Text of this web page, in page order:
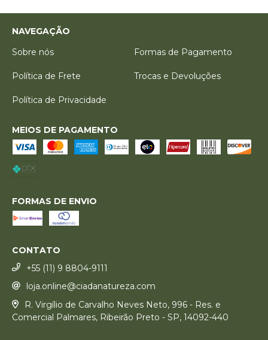
NAVEGAÇÃO
Sobre nós
Formas de Pagamento
Política de Frete Trocas e Devoluções
Política de Privacidade
MEIOS DE PAGAMENTO
FORMAS DE ENVIO
CONTATO
+55 (11) 9 8804-9111
loja.online@ciadanatureza.com
R. Virgílio de Carvalho Neves Neto, 996 - Res. e
Comercial Palmares, Ribeirão Preto - SP, 14092-440